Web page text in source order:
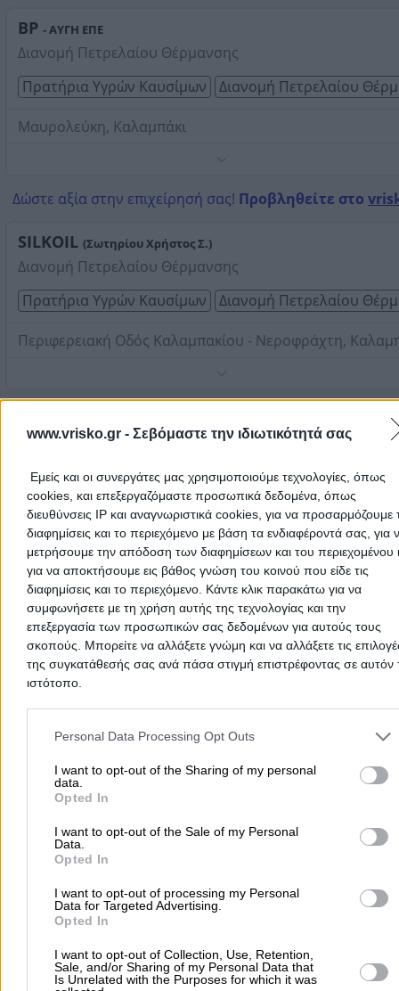
www.vrisko.gr - Σεβόμαστε την ιδιωτικότητά σας
Εμείς και οι συνεργάτες μας χρησιμοποιούμε τεχνολογίες, όπως
cookies, και επεξεργαζόμαστε προσωπικά δεδομένα, όπως
διευθύνσεις IP και αναγνωριστικά cookies, για να προσαρμόζουμε
διαφημίσεις και το περιεχόμενο με βάση τα ενδιαφέροντά σας, για
μετρήσουμε την απόδοση των διαφημίσεων και του περιεχομένου
για να αποκτήσουμε εις βάθος γνώση του κοινού που είδε τις
διαφημίσεις και το περιεχόμενο. Κάντε κλικ παρακάτω για να
συμφωνήσετε με τη χρήση αυτής της τεχνολογίας και την
επεξεργασία των προσωπικών σας δεδομένων για αυτούς τους
σκοπούς. Μπορείτε να αλλάξετε γνώμη και να αλλάξετε τις
της συγκατάθεσής σας ανά πάσα στιγμή επιστρέφοντας σε αυτόν
ιστότοπο.
Please note that this website/app uses one or more Google
and may gather and store information including but not limited to
to Google and its third-party tags to use your data for below
purposes in below Google consent section.
Personal Data Processing Opt Outs
I want to opt-out of the Sharing of my personal
data.
Opted In
I want to opt-out of the Sale of my Personal
Data.
Opted In
I want to opt-out of processing my Personal
Data for Targeted Advertising.
Opted In
I want to opt-out of Collection, Use, Retention,
Sale, and/or Sharing of my Personal Data that
Is Unrelated with the Purposes for which it was
Καλαμπάκι
BP - ΑΥΓΗ ΕΠΕ
Διανομή Πετρελαίου Θέρμανσης
Πρατήρια Υγρών Καυσίμων
Διανομή Πετρελαίου
Μαυρολεύκη, Καλαμπάκι
Καλαμπάκι
Δώστε αξία στην επιχείρησή σας! Προβληθείτε στο
SILKOIL (Σωτηρίου Χρήστος Σ.)
Διανομή Πετρελαίου Θέρμανσης
Πρατήρια Υγρών Καυσίμων
Διανομή Πετρελαίου
Περιφερειακή Οδός Καλαμπακίου - Νεροφράχτη,
Στοιχεία αναζήτησης:Διανομή Πετρελαίου
Ψάχνεις για διανομή πετρελαίου θέρμανσης σε Καλαμπάκι
ενότητα Διανομή Πετρελαίου Θέρμανσηςθα βρεις όλες τις
και τους επαγγελματίες που διανέμουν πετρέλαιο θέρμανσης σε
και επαγγελματικούς χώρους.
Έχεις κεντρική / αυτόνομη θέρμανση ή σόμπα πετρελαίου;
Ενδιαφέρεσαι για διανομή πετρελαίου σε πολυκατοικία,
κατάστημα ή άλλο επαγγελματικό χώρο; Μήπως αναζητάς
επαγγελματία για τον καθαρισμό της δεξαμενής πετρελαίου;
Εδώ θα βρεις όλες τις επιχειρήσεις που ειδικεύονται στη
πετρελαίου θέρμανσης σεΚαλαμπάκιγια να επιλέξεις αυτή
Η επαγγελματική εμπειρία, η συνέπεια στο χρόνο παράδοσης
επιλογή της κατάλληλης για σένα.
Διανομή Πετρελαίου Θέρμανσης
> Νομός ΔΡΑΜΑΣ